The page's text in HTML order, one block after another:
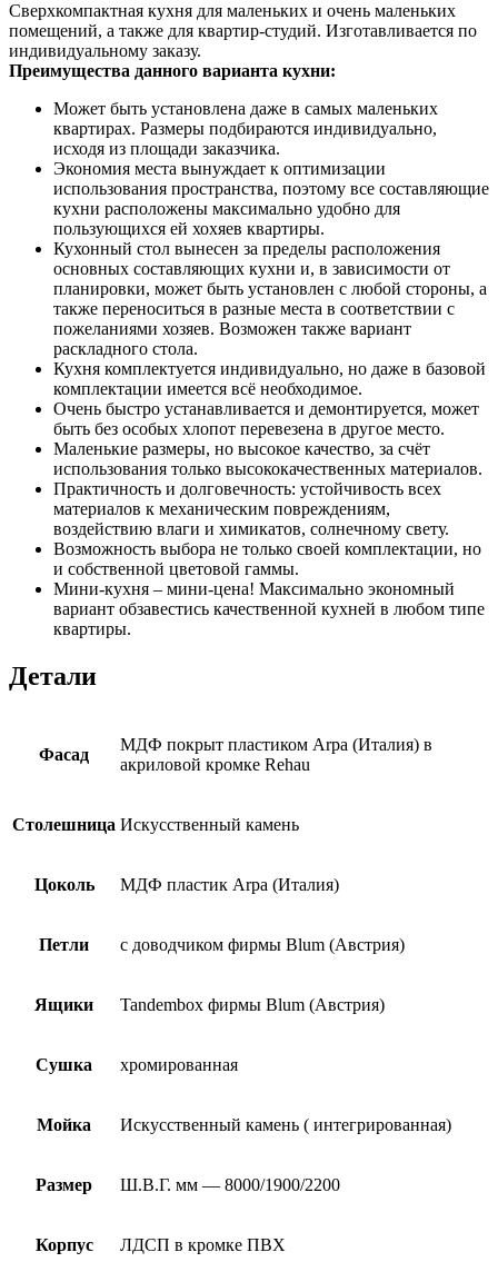
Сверхкомпактная кухня для маленьких и очень маленьких
помещений, а также для квартир-студий. Изготавливается по
индивидуальному заказу.
Преимущества данного варианта кухни:
Может быть установлена даже в самых маленьких
квартирах. Размеры подбираются индивидуально,
исходя из площади заказчика.
Экономия места вынуждает к оптимизации
использования пространства, поэтому все составляющие
кухни расположены максимально удобно для
пользующихся ей хохяев квартиры.
Кухонный стол вынесен за пределы расположения
основных составляющих кухни и, в зависимости от
планировки, может быть установлен с любой стороны, а
также переноситься в разные места в соответствии с
пожеланиями хозяев. Возможен также вариант
раскладного стола.
Кухня комплектуется индивидуально, но даже в базовой
комплектации имеется всё необходимое.
Очень быстро устанавливается и демонтируется, может
быть без особых хлопот перевезена в другое место.
Маленькие размеры, но высокое качество, за счёт
использования только высококачественных материалов.
Практичность и долговечность: устойчивость всех
материалов к механическим повреждениям,
воздействию влаги и химикатов, солнечному свету.
Возможность выбора не только своей комплектации, но
и собственной цветовой гаммы.
Мини-кухня – мини-цена! Максимально экономный
вариант обзавестись качественной кухней в любом типе
квартиры.
Детали
Фасад
МДФ покрыт пластиком Arpa (Италия) в
акриловой кромке Rehau
Столешница Искусственный камень
Цоколь МДФ пластик Arpa (Италия)
Петли с доводчиком фирмы Blum (Австрия)
Ящики Tandembox фирмы Blum (Австрия)
Сушка хромированная
Мойка Искусственный камень ( интегрированная)
Размер Ш.В.Г. мм — 8000/1900/2200
Корпус ЛДСП в кромке ПВХ